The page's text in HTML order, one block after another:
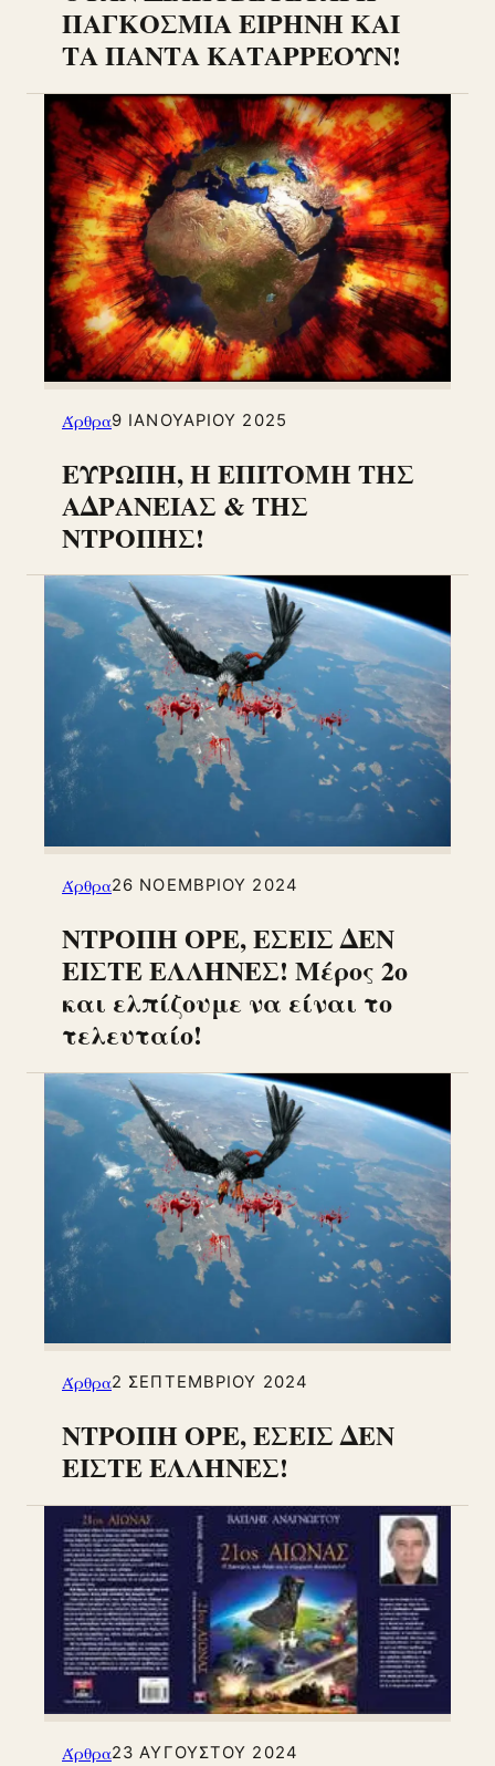
ΠΑΓΚΟΣΜΙΑ ΕΙΡΗΝΗ ΚΑΙ
ΤΑ ΠΑΝΤΑ ΚΑΤΑΡΡΕΟΥΝ!
Άρθρα9 ΙΑΝΟΥΑΡΊΟΥ 2025
ΕΥΡΩΠΗ, Η ΕΠΙΤΟΜΗ ΤΗΣ
ΑΔΡΑΝΕΙΑΣ & ΤΗΣ
ΝΤΡΟΠΗΣ!
Άρθρα26 ΝΟΕΜΒΡΊΟΥ 2024
ΝΤΡΟΠΗ ΟΡΕ, ΕΣΕΙΣ ΔΕΝ
ΕΙΣΤΕ ΕΛΛΗΝΕΣ! Μέρος 2ο
και ελπίζουμε να είναι το
τελευταίο!
Άρθρα2 ΣΕΠΤΕΜΒΡΊΟΥ 2024
ΝΤΡΟΠΗ ΟΡΕ, ΕΣΕΙΣ ΔΕΝ
ΕΙΣΤΕ ΕΛΛΗΝΕΣ!
Άρθρα23 ΑΥΓΟΎΣΤΟΥ 2024